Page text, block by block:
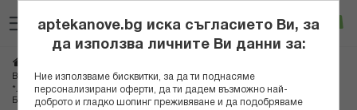
към
съдържанието
Вход
Витамин Б6
*ЛЕКОВИТА ДЕЙЛИ МАГ АМПУЛИ ЗА ПИЕНЕ МАГНЕЗИЙ 250МГ + ВИТАМИН
Б6 Х 20
aptekanove.bg иска съгласието Ви, за
да използва личните Ви данни за:
Ние използваме бисквитки, за да ти поднасяме
персонализирани оферти, да ти дадем възможно най-
доброто и гладко шопинг преживяване и да подобряваме